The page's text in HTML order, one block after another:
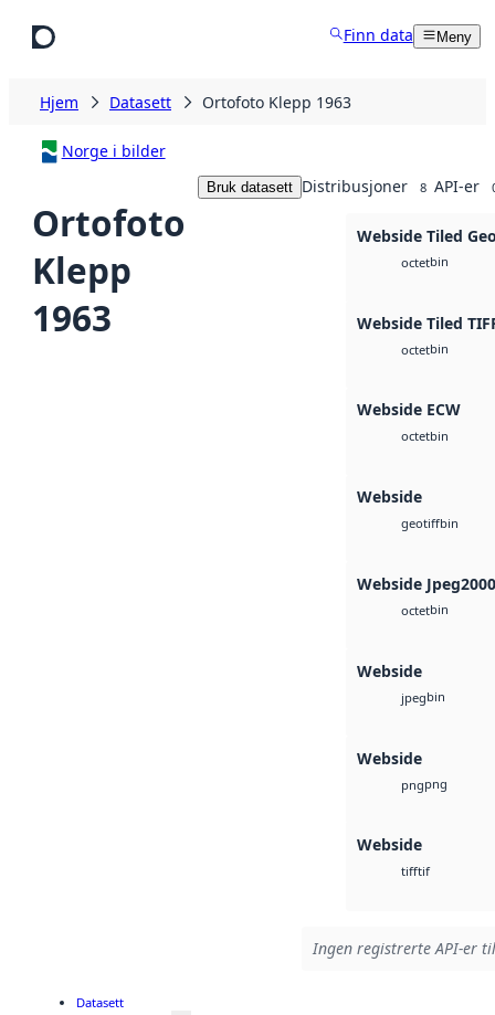
Finn data Meny
Hjem Datasett Ortofoto Klepp 1963
Norge i bilder
Ortofoto
Klepp
1963
Bruk datasett Distribusjoner 8 API-er
Webside Tiled
octetbin
Webside Tiled
octetbin
Webside ECW
octetbin
Webside
geotiffbin
Webside Jpeg2000
octetbin
Webside
jpegbin
Webside
pngpng
Webside
tifftif
Ingen registrerte API-er
Datasett